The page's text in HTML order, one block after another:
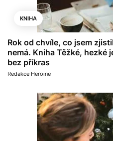
KNIHA
Rok od chvíle, co jsem
nemá. Kniha Těžké, hezké
bez příkras
Redakce Heroine